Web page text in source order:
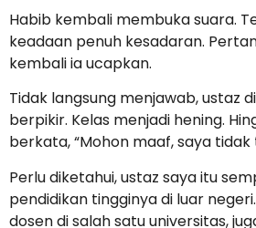
Habib kembali membuka suara.
keadaan penuh kesadaran.
kembali ia ucapkan.
Tidak langsung menjawab, ustaz
berpikir. Kelas menjadi hening.
berkata, “Mohon maaf, saya tidak
Perlu diketahui, ustaz saya itu
pendidikan tingginya di luar
dosen di salah satu universitas,